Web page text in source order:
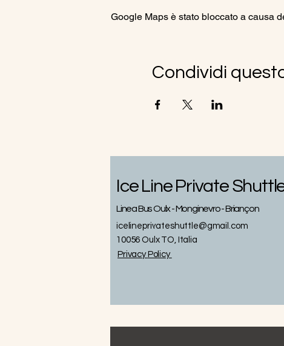
Google Maps è stato bloccato a causa
Condividi
Ice Line Private
Linea Bus Oulx - Monginevro - Briançon
icelineprivateshuttle@gmail.com
10056 Oulx TO, Italia
Privacy Policy